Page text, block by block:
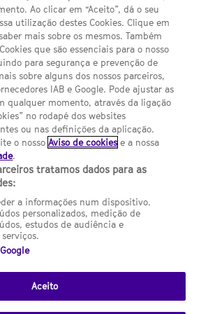
España S.L.U. is wholly owned
BV
S.L.U. Paseo de la Castellana,
Europa 28046 Madrid B-82227893
to Spanish jurisdiction and regulated
Ao clicar em “Aceito”, dá o seu
utilização destes Cookies. Clique em
mais sobre os mesmos. Também
que são essenciais para o nosso
para segurança e prevenção de
sobre alguns dos nossos parceiros,
IAB e Google. Pode ajustar as
qualquer momento, através da ligação
no rodapé dos websites
ou nas definições da aplicação.
o nossoAviso de cookies e a nossa
.
tratamos dados para as
a informações num dispositivo.
personalizados, medição de
estudos de audiência e
Aceito